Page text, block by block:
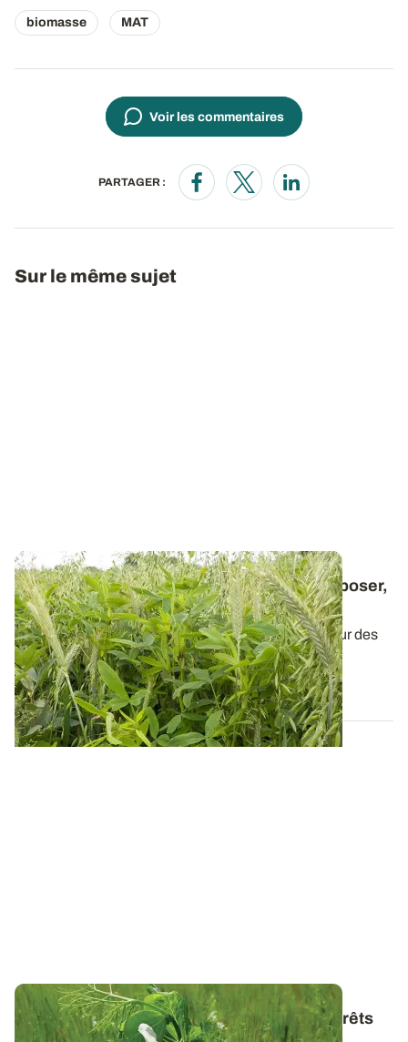
biomasse MAT
Voir les commentaires
PARTAGER :
Opens in a new window
Opens in a new window
Opens in a new
Sur le même sujet
Mélanges fourragers - Un guide pour composer,
conduire et valoriser les méteils
La sécurisation des systèmes fourragers est au cœur des
préoccupations de nombreux...
20 DÉC. 2018
Agriculture biologique - Les multiples intérêts